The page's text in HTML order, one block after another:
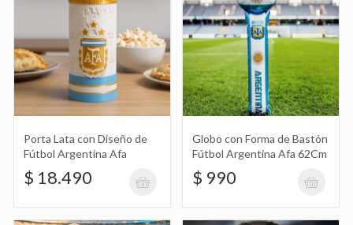
$ 990
Bandera Argentina 70X140Cm Grande
$ 5.890
Porta Lata con Diseño de
Fútbol Argentina Afa
$ 18.490
Globo con Forma de Bastón
Fútbol Argentina Afa 62Cm
$ 990